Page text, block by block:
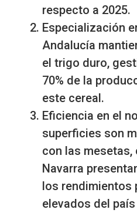
respecto a 2025.
Especialización
Andalucía
el trigo duro,
70% de la
este cereal.
Eficiencia en el
superficies son
con las mesetas,
Navarra
los rendimientos
elevados del